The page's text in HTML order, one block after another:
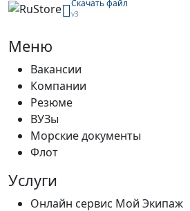
Скачать файл
v3
Меню
Вакансии
Компании
Резюме
ВУЗы
Морские документы
Флот
Услуги
Онлайн сервис Мой Экипаж